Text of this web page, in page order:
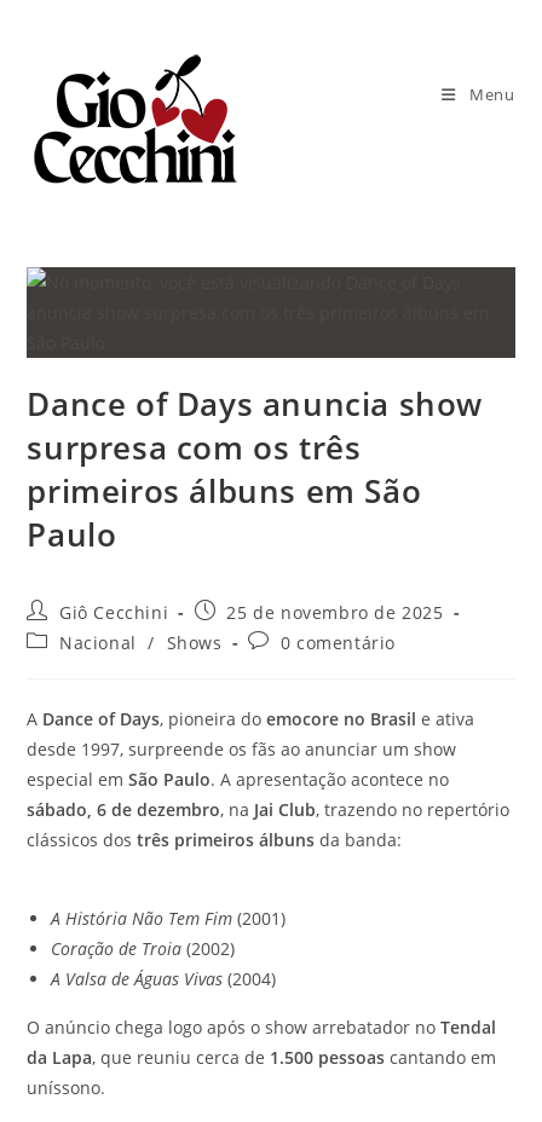
conteúdo
Menu
Dance of Days anuncia show
surpresa com os três
primeiros álbuns em São
Paulo
Autor
do
post:
Giô Cecchini
Post
publicado:
25 de novembro de 2025
Categoria
Nacional / Shows
Comentários
0 comentário
A Dance of Days, pioneira doemocore no Brasil e ativa
desde 1997, surpreende os fãs ao anunciar um show
especial emSão Paulo. A apresentação acontece no
sábado, 6 de dezembro, na Jai Club, trazendo no repertório
clássicos dostrês primeiros álbuns da banda:
A História Não Tem Fim (2001)
Coração de Troia (2002)
A Valsa de Águas Vivas (2004)
O anúncio chega logo após o show arrebatador noTendal
da Lapa, que reuniu cerca de 1.500 pessoas cantando em
uníssono.